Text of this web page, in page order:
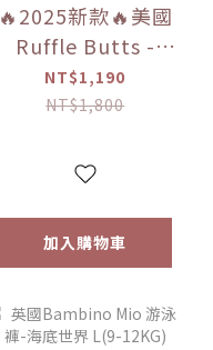
🔥2025新款🔥美國
Ruffle Butts -
「海濱條紋/綠紫拼
色/亮水綠色格紋/海
【優惠限定】
NT$1,190
NT$1,800
加入購物車